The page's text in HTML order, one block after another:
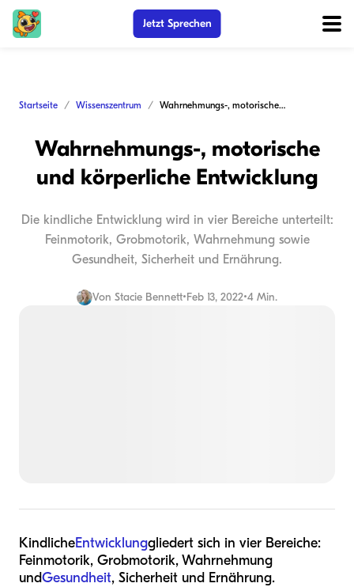
Jetzt Sprechen
Startseite Wissenszentrum Wahrnehmungs-, motorische und körperliche Entwicklung
Wahrnehmungs-, motorische
und körperliche Entwicklung
Die kindliche Entwicklung wird in vier Bereiche unterteilt:
Feinmotorik, Grobmotorik, Wahrnehmung sowie
Gesundheit, Sicherheit und Ernährung.
Von Stacie Bennett•Feb 13, 2022•4 Min.
KindlicheEntwicklunggliedert sich in vier Bereiche:
Feinmotorik, Grobmotorik, Wahrnehmung
undGesundheit, Sicherheit und Ernährung.